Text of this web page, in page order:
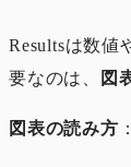
Resultsは数値
要なのは、
図
図表の読み方 ：